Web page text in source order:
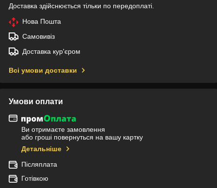
Доставка здійснюється тільки по передоплаті.
Нова Пошта
Самовивіз
Доставка кур'єром
Всі умови доставки
Умови оплати
Ви отримаєте замовлення
або гроші повернуться на вашу картку
Детальніше
Післяплата
Готівкою